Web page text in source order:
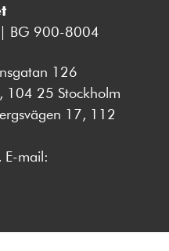
BG 900-8004
126
104 25 Stockholm
17, 112
, E-mail: